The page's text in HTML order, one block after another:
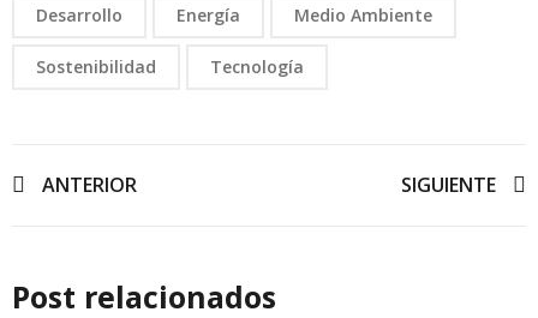
Desarrollo Energía Medio Ambiente
Sostenibilidad Tecnología
Navegación
entradas
ANTERIOR SIGUIENTE
Post relacionados